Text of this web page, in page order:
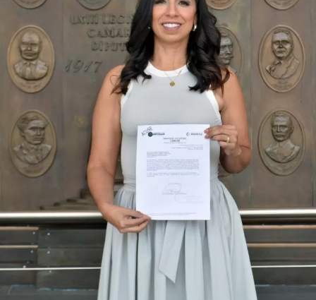
robustecer el desarrollo económico, la sustentabilidad
turística y la equidad social. Sin embargo, enfatizó que la
coyuntura actual exige priorizar la organización comunitaria
para asegurar la continuidad del proyecto político en la
región sureste del país.
Con esta determinación, el senador abre una etapa
decisiva en su trayectoria pública, apostando por una
estrategia de cercanía ciudadana. Su retorno a Quintana
Roo busca garantizar la cohesión de las estructuras de
izquierda de cara a los próximos retos políticos. El relevo
institucional se procesará conforme a los tiempos legales
establecidos, manteniendo la continuidad de la
representación parlamentaria del estado.
Fuente: 5to Poder Agencia de Noticias